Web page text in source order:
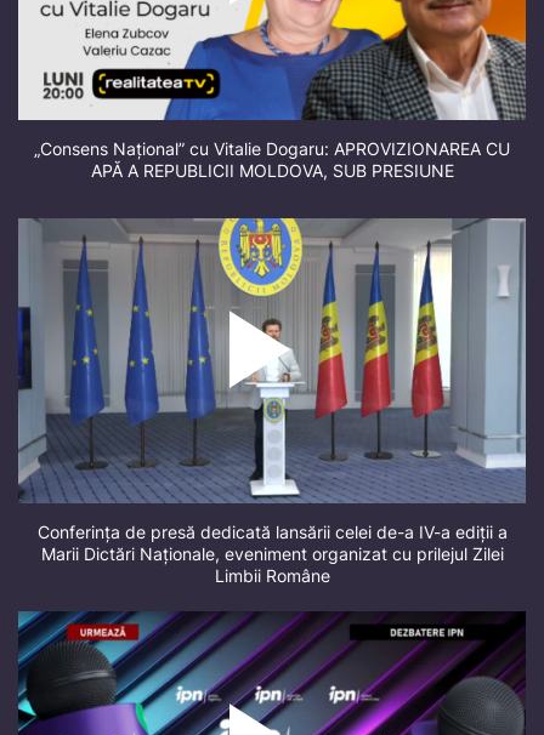
„Consens Național” cu Vitalie Dogaru: APROVIZIONAREA CU
APĂ A REPUBLICII MOLDOVA, SUB PRESIUNE
Conferința de presă dedicată lansării celei de-a IV-a ediții a
Marii Dictări Naționale, eveniment organizat cu prilejul Zilei
Limbii Române